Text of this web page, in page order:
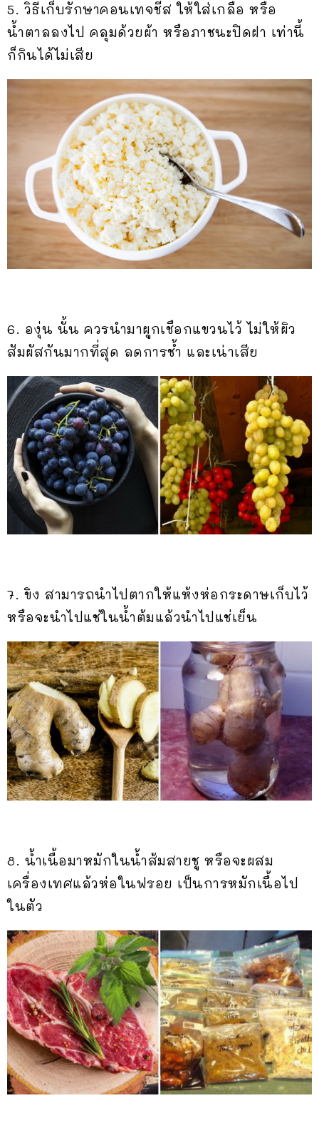
5. วิธีเก็บรักษาคอนเทจชีส ให้ใส่เกลือ หรือ
น้ำตาลลงไป คลุมด้วยผ้า หรือภาชนะปิดฝา เท่านี้
ก็กินได้ไม่เสีย
6. องุ่น นั้น ควรนำมาผูกเชือกแขวนไว้ ไม่ให้ผิว
สัมผัสกันมากที่สุด ลดการช้ำ และเน่าเสีย
7. ขิง สามารถนำไปตากให้แห้งห่อกระดาษเก็บไว้
หรือจะนำไปแช่ในน้ำต้มแล้วนำไปแช่เย็น
8. น้ำเนื้อมาหมักในน้ำส้มสายชู หรือจะผสม
เครื่องเทศแล้วห่อในฟรอย เป็นการหมักเนื้อไป
ในตัว